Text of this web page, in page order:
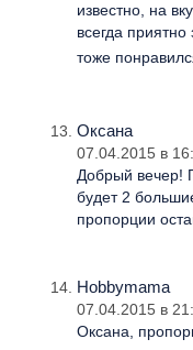
известно, на
всегда
тоже
Оксана
07.04.2015 в
Добрый вечер!
будет 2
пропорции
Hobbymama
07.04.2015 в
Оксана,